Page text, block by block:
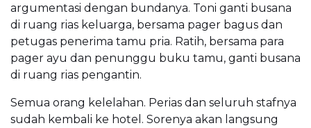
argumentasi dengan bundanya. Toni ganti busana
di ruang rias keluarga, bersama pager bagus dan
petugas penerima tamu pria. Ratih, bersama para
pager ayu dan penunggu buku tamu, ganti busana
di ruang rias pengantin.
Semua orang kelelahan. Perias dan seluruh stafnya
sudah kembali ke hotel. Sorenya akan langsung